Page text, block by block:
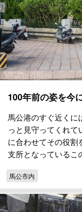
100年前の姿を今
馬公港のすぐ近くに
っと見守ってくれ
に合わせてその役割
支所となっているこ
馬公市内